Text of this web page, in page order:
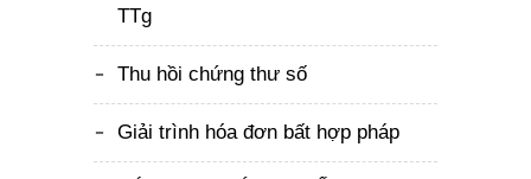
TTg
Thu hồi chứng thư số
Giải trình hóa đơn bất hợp pháp